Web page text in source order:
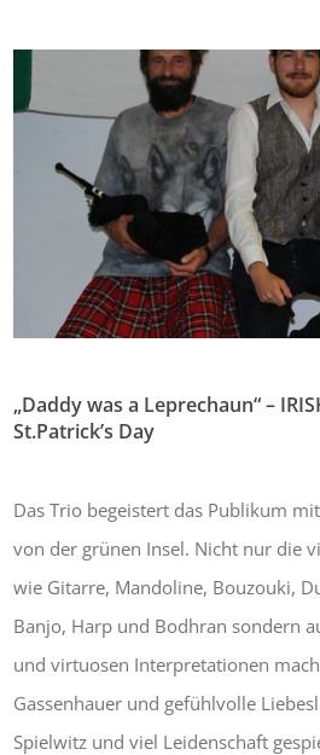
„Daddy was a Leprechaun“ –
St.Patrick’s Day
Das Trio begeistert das Publikum
von der grünen Insel. Nicht nur die
wie Gitarre, Mandoline, Bouzouki,
Banjo, Harp und Bodhran sondern
und virtuosen Interpretationen
Gassenhauer und gefühlvolle
Spielwitz und viel Leidenschaft